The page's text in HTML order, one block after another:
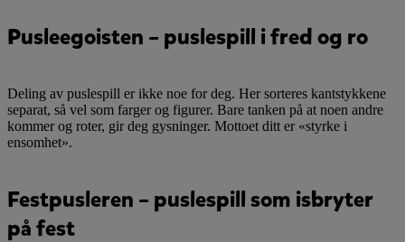
Pusleegoisten – puslespill i fred og ro
Deling av puslespill er ikke noe for deg. Her sorteres kantstykkene
separat, så vel som farger og figurer. Bare tanken på at noen andre
kommer og roter, gir deg gysninger. Mottoet ditt er «styrke i
ensomhet».
Festpusleren – puslespill som isbryter
på fest